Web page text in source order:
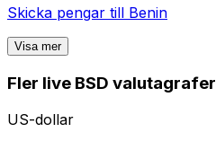
Skicka pengar till Benin
Visa mer
Fler live BSD valutagrafer
US-dollar